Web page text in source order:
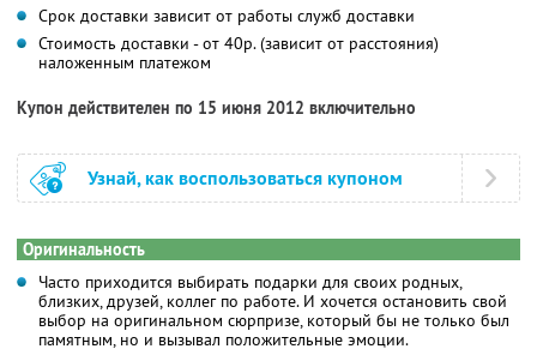
Срок доставки зависит от работы служб доставки
Стоимость доставки - от 40р. (зависит от расстояния)
наложенным платежом
Купон действителен по 15 июня 2012 включительно
Узнай, как воспользоваться купоном
Оригинальность
Часто приходится выбирать подарки для своих родных,
близких, друзей, коллег по работе. И хочется остановить свой
выбор на оригинальном сюрпризе, который бы не только был
памятным, но и вызывал положительные эмоции.